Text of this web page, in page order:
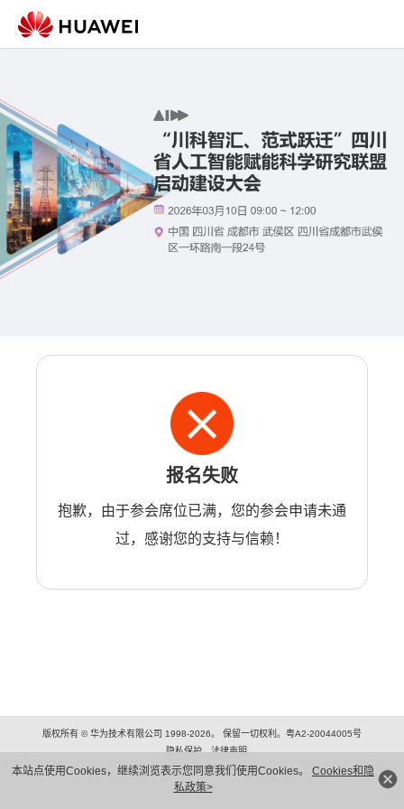
本站点使用Cookies，继续浏览表示您同意我们使用Cookies。 Cookies和隐
私政策>
报名失败
抱歉，由于参会席位已满，您的参会申请未通
过，感谢您的支持与信赖！
版权所有 © 华为技术有限公司 1998-2026。 保留一切权利。粤A2-20044005号
隐私保护
法律声明